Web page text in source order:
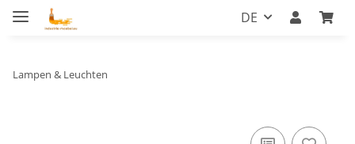
DE
Lampen & Leuchten